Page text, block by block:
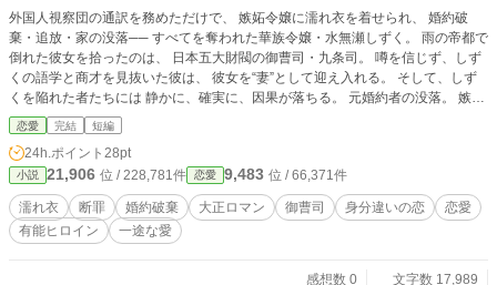
外国人視察団の通訳を務めただけで、 嫉妬令嬢に濡れ衣を着せられ、 婚約破
棄・追放・家の没落── すべてを奪われた華族令嬢・水無瀬しずく。 雨の帝都で
倒れた彼女を拾ったのは、 日本五大財閥の御曹司・九条司。 噂を信じず、しず
くの語学と商才を見抜いた彼は、 彼女を“妻”として迎え入れる。 そして、しず
くを陥れた者たちには 静かに、確実に、因果が落ちる。 元婚約者の没落。 嫉妬
令嬢の追放。 社交界の沈黙。 ──雨の中で震えていた令嬢が、 帝都の頂点へ返
り咲く物語。 大正浪漫 × 才能開花 × 優しい溺愛。
恋愛 完結 短編
24h.ポイント 28pt
小説 21,906 位 / 228,781件 恋愛 9,483 位 / 66,371件
濡れ衣 断罪 婚約破棄 大正ロマン 御曹司 身分違いの恋
恋愛
有能ヒロイン
一途な愛
感想数 0 文字数 17,989